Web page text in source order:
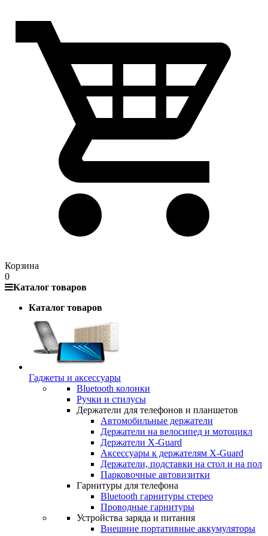
Корзина
0
Каталог товаров
Каталог товаров
Гаджеты и аксессуары
Bluetooth колонки
Ручки и стилусы
Держатели для телефонов и планшетов
Автомобильные держатели
Держатели на велосипед и мотоцикл
Держатели X-Guard
Аксессуары к держателям X-Guard
Держатели, подставки на стол и на пол
Парковочные автовизитки
Гарнитуры для телефона
Bluetooth гарнитуры стерео
Проводные гарнитуры
Устройства заряда и питания
Внешние портативные аккумуляторы